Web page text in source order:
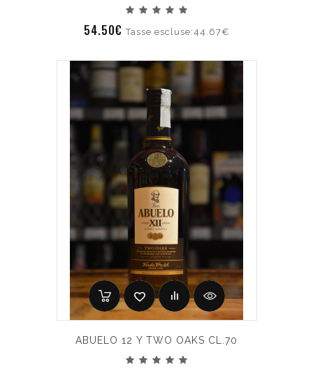
54.50€Tasse escluse:44.67€
ABUELO 12 Y TWO OAKS CL.70